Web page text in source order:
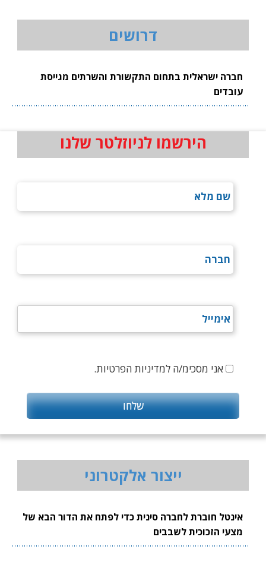
דרושים
חברה ישראלית בתחום התקשורת והשרתים מגייסת
עובדים
הירשמו לניוזלטר שלנו
אני מסכימ/ה למדיניות הפרטיות.
ייצור אלקטרוני
אינטל חוברת לחברה סינית כדי לפתח את הדור הבא של
מצעי הזכוכית לשבבים